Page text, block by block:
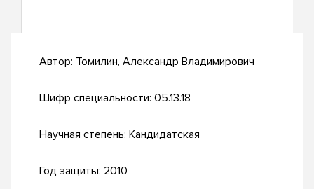
Автор: Томилин, Александр Владимирович
Шифр специальности: 05.13.18
Научная степень: Кандидатская
Год защиты: 2010